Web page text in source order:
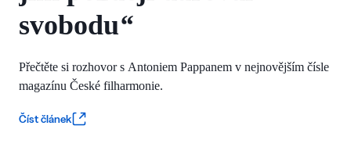
svobodu“
Přečtěte si rozhovor s Antoniem Pappanem v nejnovějším čísle
magazínu České filharmonie.
Číst článek